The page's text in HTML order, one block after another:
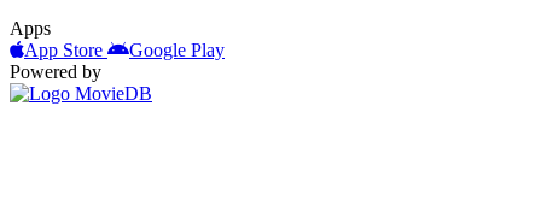
Apps
App Store
Google Play
Powered by